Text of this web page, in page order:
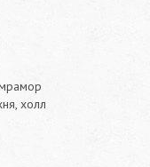
холл